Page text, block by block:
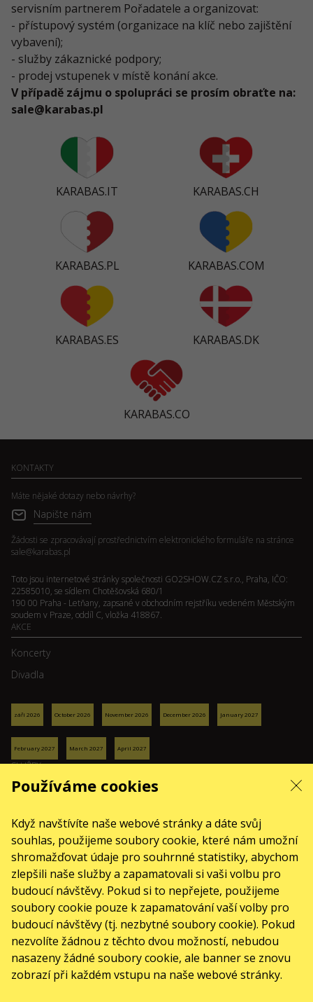
servisním partnerem Pořadatele a organizovat:
- přístupový systém (organizace na klíč nebo zajištění
vybavení);
- služby zákaznické podpory;
- prodej vstupenek v místě konání akce.
V případě zájmu o spolupráci se prosím obraťte na:
sale@karabas.pl
KARABAS.IT KARABAS.CH
KARABAS.PL KARABAS.COM
KARABAS.ES KARABAS.DK
KARABAS.CO
Používáme cookies
Když navštívíte naše webové stránky a dáte svůj
souhlas, použijeme soubory cookie, které nám umožní
shromažďovat údaje pro souhrnné statistiky, abychom
zlepšili naše služby a zapamatovali si vaši volbu pro
budoucí návštěvy. Pokud si to nepřejete, použijeme
soubory cookie pouze k zapamatování vaší volby pro
budoucí návštěvy (tj. nezbytné soubory cookie). Pokud
nezvolíte žádnou z těchto dvou možností, nebudou
nasazeny žádné soubory cookie, ale banner se znovu
zobrazí při každém vstupu na naše webové stránky.
KONTAKTY
Máte nějaké dotazy nebo návrhy?
Napište nám
Žádosti se zpracovávají prostřednictvím elektronického formuláře na stránce
sale@karabas.pl
Toto jsou internetové stránky společnosti GO2SHOW.CZ s.r.o., Praha, IČO:
22585010, se sídlem Chotěšovská 680/1
190 00 Praha - Letňany, zapsané v obchodním rejstříku vedeném Městským
soudem v Praze, oddíl C, vložka 418867.
AKCE
Koncerty
Divadla
září 2026 October 2026 November 2026 December 2026 January 2027
February 2027 March 2027 April 2027
SLUŽBY
Dodání a platba
O NÁS
front.news.title
Pro organizátory
Logo pro plakáty a média
O společnosti
Veřejná nabídka